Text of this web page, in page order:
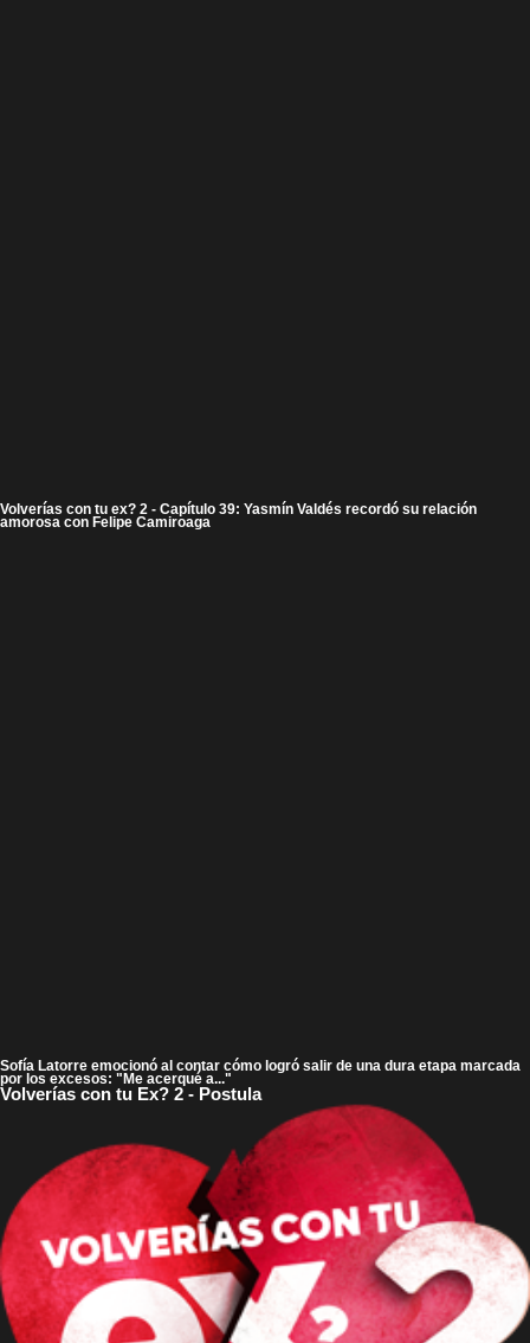
Volverías con tu ex? 2 - Capítulo 39: Yasmín Valdés recordó su relación
amorosa con Felipe Camiroaga
Sofía Latorre emocionó al contar cómo logró salir de una dura etapa marcada
por los excesos: "Me acerqué a..."
Volverías con tu Ex? 2 - Postula